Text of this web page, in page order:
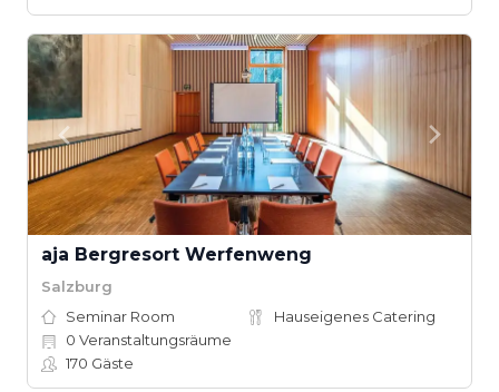
aja Bergresort Werfenweng
Salzburg
Seminar Room
Hauseigenes Catering
0 Veranstaltungsräume
170 Gäste